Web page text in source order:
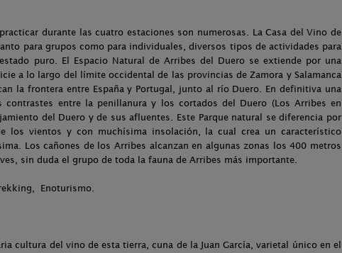
durante las cuatro estaciones son numerosas. La Casa del Vino de
para grupos como para individuales, diversos tipos de actividades para
puro. El Espacio Natural de Arribes del Duero se extiende por una
a lo largo del límite occidental de las provincias de Zamora y Salamanca
la frontera entre España y Portugal, junto al río Duero. En definitiva una
entre la penillanura y los cortados del Duero (Los Arribes en
del Duero y de sus afluentes. Este Parque natural se diferencia por
los vientos y con muchísima insolación, la cual crea un característico
Los cañones de los Arribes alcanzan en algunas zonas los 400 metros
sin duda el grupo de toda la fauna de Arribes más importante.
Enoturismo.
cultura del vino de esta tierra, cuna de la Juan García, varietal único en el